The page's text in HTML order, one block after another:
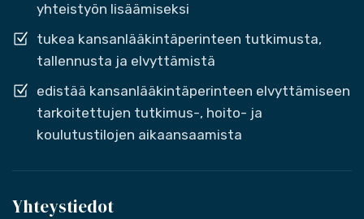
yhteistyön lisäämiseksi
tukea kansanlääkintäperinteen tutkimusta,
tallennusta ja elvyttämistä
edistää kansanlääkintäperinteen elvyttämiseen
tarkoitettujen tutkimus-, hoito- ja
koulutustilojen aikaansaamista
Yhteystiedot